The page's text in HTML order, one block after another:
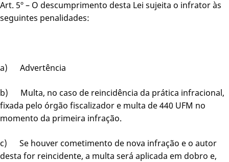
Art. 5º – O descumprimento desta Lei sujeita o infrator às
seguintes penalidades:
a) Advertência
b) Multa, no caso de reincidência da prática infracional,
fixada pelo órgão fiscalizador e multa de 440 UFM no
momento da primeira infração.
c) Se houver cometimento de nova infração e o autor
desta for reincidente, a multa será aplicada em dobro e,